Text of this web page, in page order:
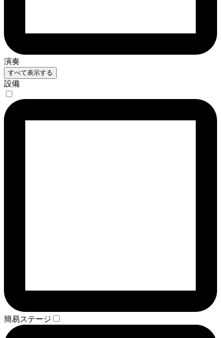
演奏
すべて表示する
設備
簡易ステージ